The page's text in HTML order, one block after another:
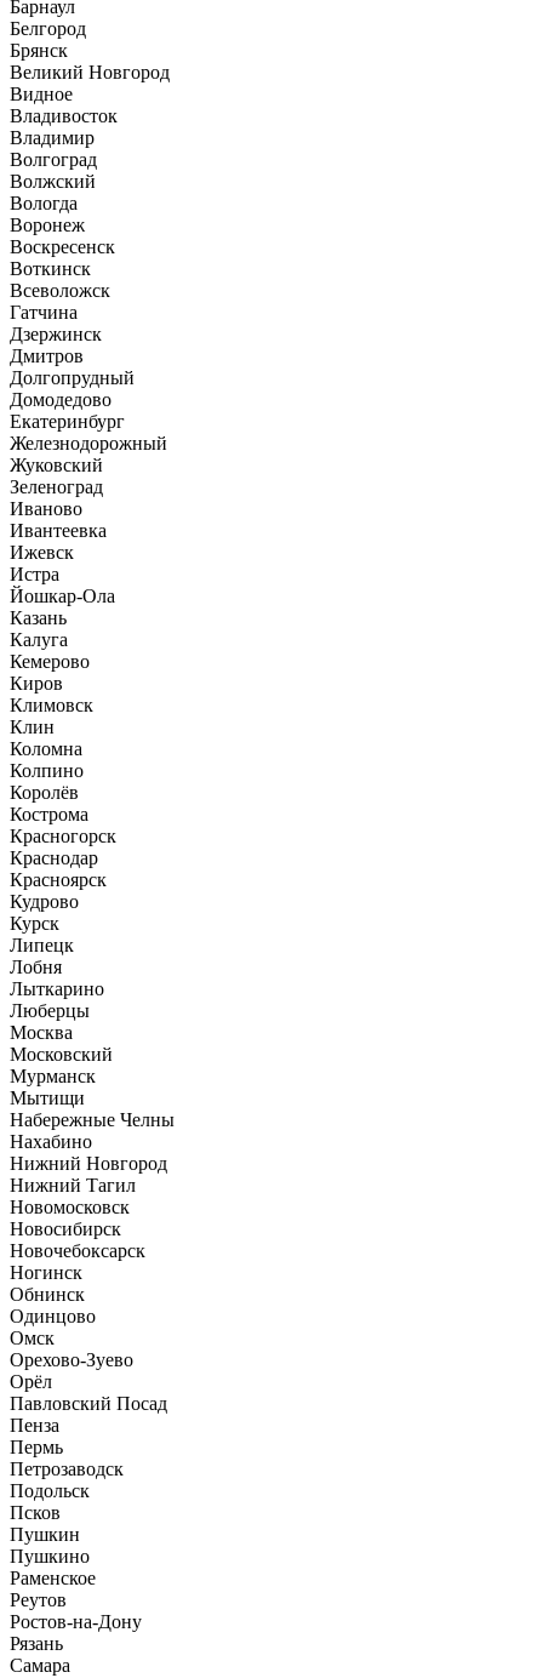
Барнаул
Белгород
Брянск
Великий Новгород
Видное
Владивосток
Владимир
Волгоград
Волжский
Вологда
Воронеж
Воскресенск
Воткинск
Всеволожск
Гатчина
Дзержинск
Дмитров
Долгопрудный
Домодедово
Екатеринбург
Железнодорожный
Жуковский
Зеленоград
Иваново
Ивантеевка
Ижевск
Истра
Йошкар-Ола
Казань
Калуга
Кемерово
Киров
Климовск
Клин
Коломна
Колпино
Королёв
Кострома
Красногорск
Краснодар
Красноярск
Кудрово
Курск
Липецк
Лобня
Лыткарино
Люберцы
Москва
Московский
Мурманск
Мытищи
Набережные Челны
Нахабино
Нижний Новгород
Нижний Тагил
Новомосковск
Новосибирск
Новочебоксарск
Ногинск
Обнинск
Одинцово
Омск
Орехово-Зуево
Орёл
Павловский Посад
Пенза
Пермь
Петрозаводск
Подольск
Псков
Пушкин
Пушкино
Раменское
Реутов
Ростов-на-Дону
Рязань
Самара